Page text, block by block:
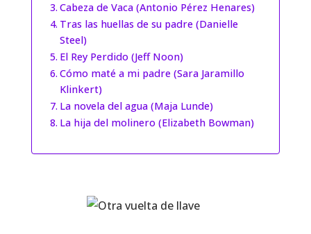
Cabeza de Vaca (Antonio Pérez Henares)
Tras las huellas de su padre (Danielle
Steel)
El Rey Perdido (Jeff Noon)
Cómo maté a mi padre (Sara Jaramillo
Klinkert)
La novela del agua (Maja Lunde)
La hija del molinero (Elizabeth Bowman)